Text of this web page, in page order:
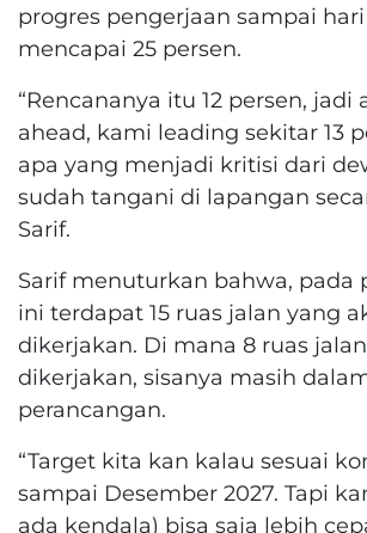
progres pengerjaan sampai
mencapai 25 persen.
“Rencananya itu 12 persen, jadi
ahead, kami leading sekitar 13
apa yang menjadi kritisi dari
sudah tangani di lapangan
Sarif.
Sarif menuturkan bahwa, pada
ini terdapat 15 ruas jalan yang
dikerjakan. Di mana 8 ruas
dikerjakan, sisanya masih
perancangan.
“Target kita kan kalau sesuai
sampai Desember 2027. Tapi
ada kendala) bisa saja lebih